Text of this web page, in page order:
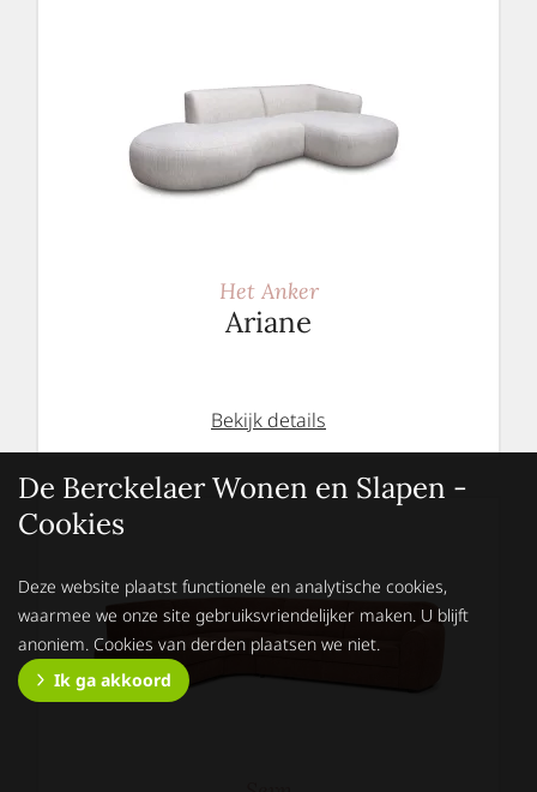
Het Anker
Ariane
Bekijk details
De Berckelaer Wonen en Slapen -
Cookies
Deze website plaatst functionele en analytische cookies,
waarmee we onze site gebruiksvriendelijker maken. U blijft
anoniem. Cookies van derden plaatsen we niet.
Ik ga akkoord